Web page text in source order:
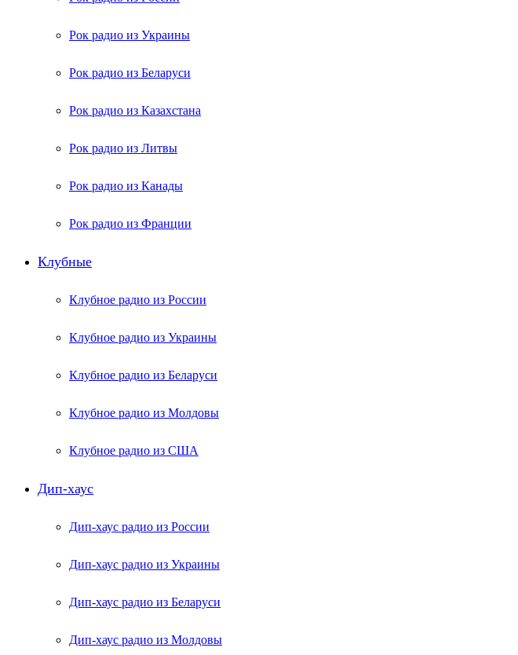
Рок радио из Украины
Рок радио из Беларуси
Рок радио из Казахстана
Рок радио из Литвы
Рок радио из Канады
Рок радио из Франции
Клубные
Клубное радио из России
Клубное радио из Украины
Клубное радио из Беларуси
Клубное радио из Молдовы
Клубное радио из США
Дип-хаус
Дип-хаус радио из России
Дип-хаус радио из Украины
Дип-хаус радио из Беларуси
Дип-хаус радио из Молдовы